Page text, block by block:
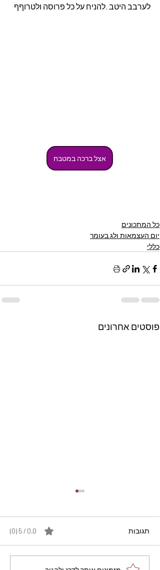
לערבב היטב .להניח על כל פרוסה ולטרוףף
אצל ברכה במטבח
כל המתכונים
יום העצמאות ולג בעומר
כללי
פוסטים אחרונים
תגובות 0.0 / 5 ‏(0)